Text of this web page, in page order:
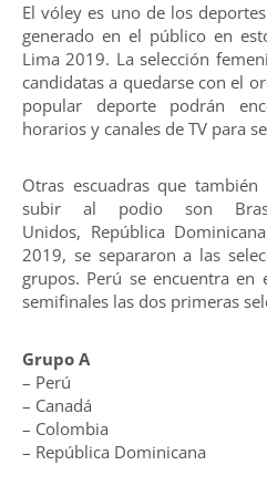
El vóley es uno de los
generado en el público en
Lima 2019. La selección
candidatas a quedarse con el
popular deporte podrán
horarios y canales de TV para
Otras escuadras que
subir al podio son
Unidos, República
2019, se separaron a las
grupos. Perú se encuentra en
semifinales las dos primeras
Grupo A
– Perú
– Canadá
– Colombia
– República Dominicana